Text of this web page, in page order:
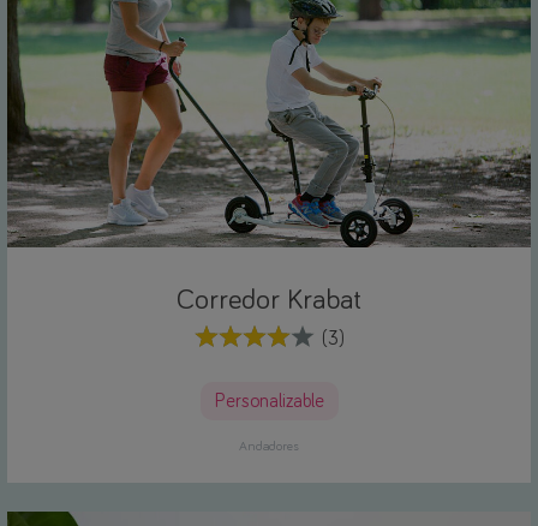
Corredor Krabat
(3)
Personalizable
Andadores